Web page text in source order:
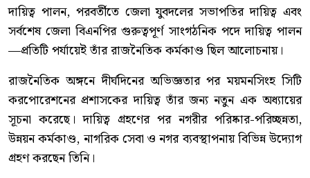
দায়িত্ব পালন, পরবর্তীতে জেলা যুবদলের সভাপতির দায়িত্ব এবং
সর্বশেষ জেলা বিএনপির গুরুত্বপূর্ণ সাংগঠনিক পদে দায়িত্ব পালন
—প্রতিটি পর্যায়েই তাঁর রাজনৈতিক কর্মকাণ্ড ছিল আলোচনায়।
রাজনৈতিক অঙ্গনে দীর্ঘদিনের অভিজ্ঞতার পর ময়মনসিংহ সিটি
করপোরেশনের প্রশাসকের দায়িত্ব তাঁর জন্য নতুন এক অধ্যায়ের
সূচনা করেছে। দায়িত্ব গ্রহণের পর নগরীর পরিষ্কার-পরিচ্ছন্নতা,
উন্নয়ন কর্মকাণ্ড, নাগরিক সেবা ও নগর ব্যবস্থাপনায় বিভিন্ন উদ্যোগ
গ্রহণ করছেন তিনি।